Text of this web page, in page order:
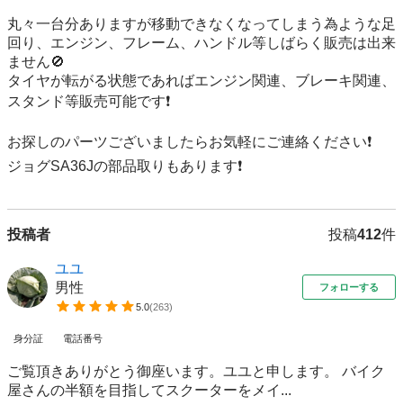
丸々一台分ありますが移動できなくなってしまう為ような足
回り、エンジン、フレーム、ハンドル等しばらく販売は出来
ません🚫
タイヤが転がる状態であればエンジン関連、ブレーキ関連、
スタンド等販売可能です❗
お探しのパーツございましたらお気軽にご連絡ください❗
投稿者 投稿412件
ユユ
男性
5.0(263)
フォローする
身分証 電話番号
ご覧頂きありがとう御座います。ユユと申します。 バイク
屋さんの半額を目指してスクーターをメイ...